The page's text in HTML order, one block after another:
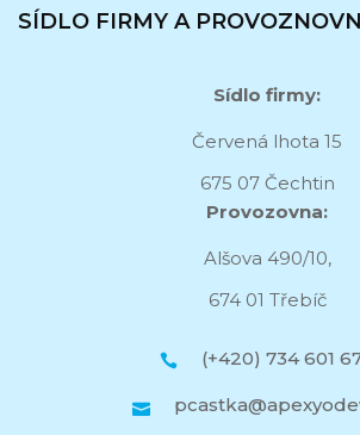
SÍDLO FIRMY A
Sídlo firmy:
Červená lhota 15
675 07 Čechtin
Provozovna:
Alšova 490/10,
674 01 Třebíč
(+420) 734 601